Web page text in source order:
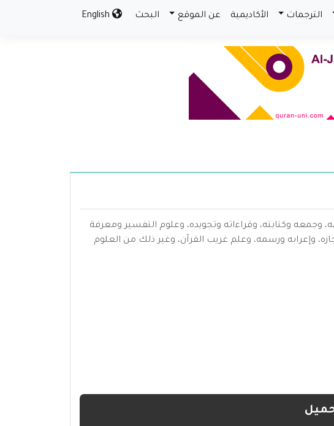
الترجمات الأكاديمية عن الموقع البحث
وجمعه وكتابته، وقراءاته وتجويده، وعلوم التفسير ومعرفة
وإعرابه ورسمه، وعلم غريب القرآن، وغير ذلك من العلوم